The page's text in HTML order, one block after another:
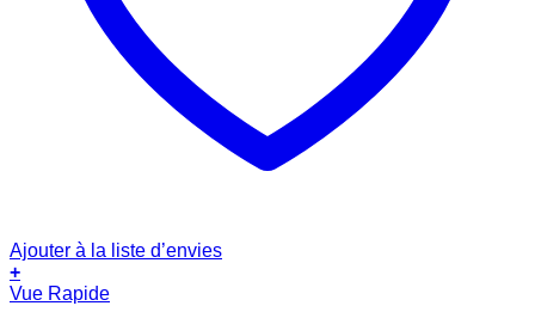
Ajouter à la liste d’envies
+
Vue Rapide